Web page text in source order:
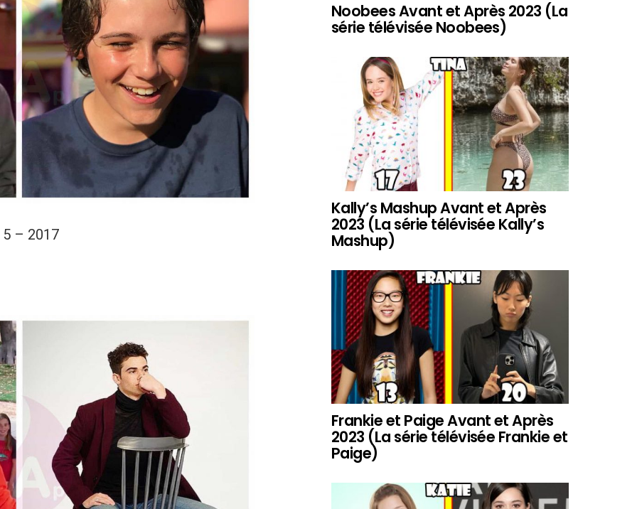
– 2017
Noobees Avant et Après 2023 (La
série télévisée Noobees)
Kally’s Mashup Avant et Après
2023 (La série télévisée Kally’s
Mashup)
Frankie et Paige Avant et Après
2023 (La série télévisée Frankie et
Paige)